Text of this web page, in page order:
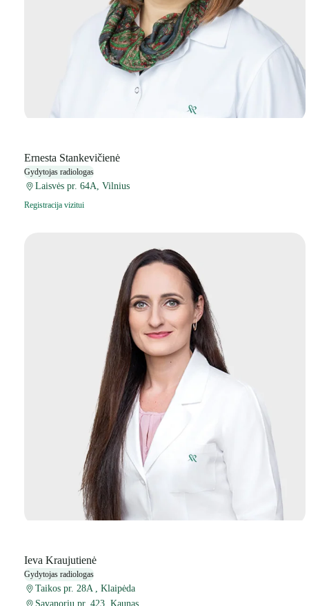
Ernesta Stankevičienė
Gydytojas radiologas
Laisvės pr. 64A, Vilnius
Registracija vizitui
Ieva Kraujutienė
Gydytojas radiologas
Taikos pr. 28A , Klaipėda
Savanorių pr. 423, Kaunas